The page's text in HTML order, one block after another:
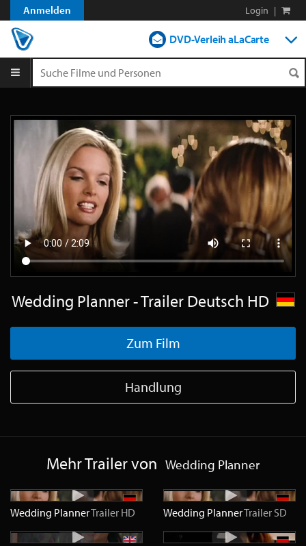
Anmelden Login |
DVD-Verleih aLaCarte
Shop
Blog
Wedding Planner - Trailer Deutsch HD
Zum Film
Handlung
Mehr Trailer von Wedding Planner
Wedding PlannerTrailer HD Wedding PlannerTrailer SD